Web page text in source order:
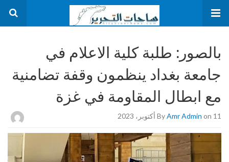
بالصور: طلبة كلية الاعلام في
جامعة بغداد ينظمون وقفة تضامنية
مع ابطال المقاومة في غزة
ByAmr Admin on 11 أكتوبر، 2023